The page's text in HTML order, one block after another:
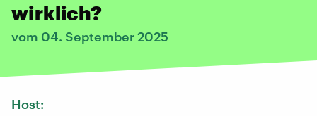
wirklich?
vom 04. September 2025
Host: